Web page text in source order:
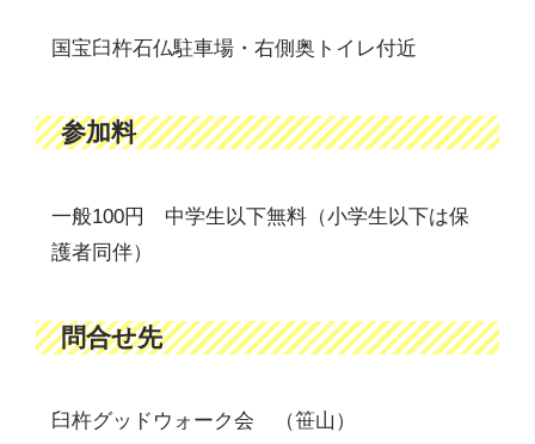
国宝臼杵石仏駐車場・右側奥トイレ付近
参加料
一般100円 中学生以下無料（小学生以下は保
護者同伴）
問合せ先
臼杵グッドウォーク会 （笹山）